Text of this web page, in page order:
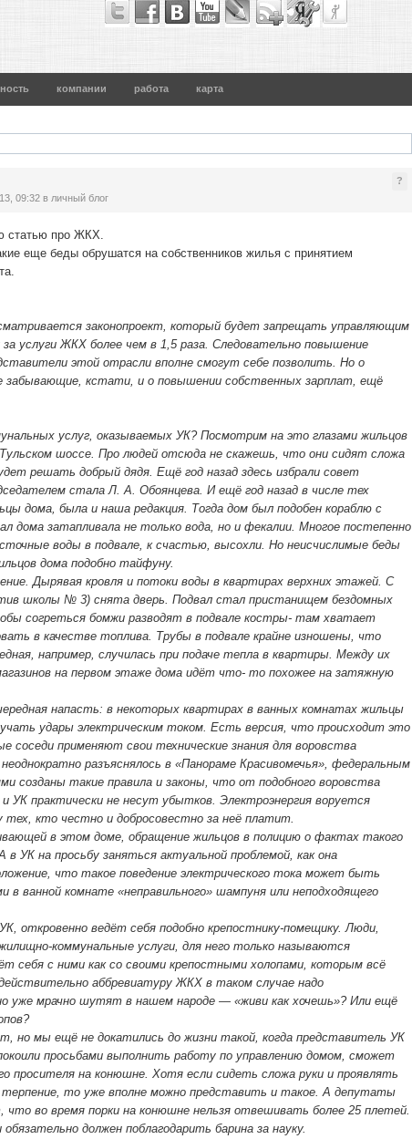
компании работа карта
09:32 в личный блог
?
статью про ЖКХ.
еще беды обрушатся на собственников жилья с принятием
законопроект, который будет запрещать управляющим
услуги ЖКХ более чем в 1,5 раза. Следовательно повышение
этой отрасли вполне смогут себе позволить. Но о
кстати, и о повышении собственных зарплат, ещё
услуг, оказываемых УК? Посмотрим на это глазами жильцов
шоссе. Про людей отсюда не скажешь, что они сидят сложа
решать добрый дядя. Ещё год назад здесь избрали совет
стала Л. А. Обоянцева. И ещё год назад в числе тех
дома, была и наша редакция. Тогда дом был подобен кораблю с
дома затапливала не только вода, но и фекалии. Многое постепенно
воды в подвале, к счастью, высохли. Но неисчислимые беды
дома подобно тайфуну.
Дырявая кровля и потоки воды в квартирах верхних этажей. С
школы № 3) снята дверь. Подвал стал пристанищем бездомных
согреться бомжи разводят в подвале костры- там хватает
в качестве топлива. Трубы в подвале крайне изношены, что
например, случилась при подаче тепла в квартиры. Между их
на первом этаже дома идёт что- то похожее на затяжную
напасть: в некоторых квартирах в ванных комнатах жильцы
удары электрическим током. Есть версия, что происходит это
соседи применяют свои технические знания для воровства
разъяснялось в «Панораме Красивомечья», федеральным
созданы такие правила и законы, что от подобного воровства
УК практически не несут убытков. Электроэнергия воруется
тех, кто честно и добросовестно за неё платит.
в этом доме, обращение жильцов в полицию о фактах такого
УК на просьбу заняться актуальной проблемой, как она
что такое поведение электрического тока может быть
в ванной комнате «неправильного» шампуня или неподходящего
откровенно ведёт себя подобно крепостнику-помещику. Люди,
коммунальные услуги, для него только называются
себя с ними как со своими крепостными холопами, которым всё
аббревиатуру ЖКХ в таком случае надо
уже мрачно шутят в нашем народе — «живи как хочешь»? Или ещё
но мы ещё не докатились до жизни такой, когда представитель УК
просьбами выполнить работу по управлению домом, сможет
просителя на конюшне. Хотя если сидеть сложа руки и проявлять
терпение, то уже вполне можно представить и такое. А депутаты
что во время порки на конюшне нельзя отвешивать более 25 плетей.
должен поблагодарить барина за науку.